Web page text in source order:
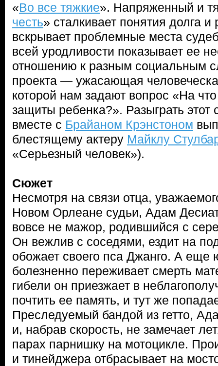
«Во все тяжкие». Напряженный и
честь» сталкивает понятия долга
вскрывает проблемные места
всей уродливости показывает ее
отношению к разным социальным
проекта — ужасающая
которой нам задают вопрос «На
защиты ребенка?». Разыграть
вместе с Брайаном Крэнстоном
блестящему актеру Майклу
«Серьезный человек»).
Сюжет
Несмотря на связи отца,
Новом Орлеане судьи, Адам
вовсе не мажор, родившийся с
Он вежлив с соседями, ездит на
обожает своего пса Джанго. А еще
болезненно переживает смерть
гибели он приезжает в
почтить ее память, и тут же
Преследуемый бандой из гетто,
и, набрав скорость, не замечает
парах парнишку на мотоцикле.
и тинейджера отбрасывает на